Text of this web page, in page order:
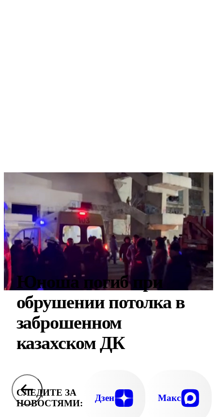
Юноша погиб при
обрушении потолка в
заброшенном
казахском ДК
СЛЕДИТЕ ЗА
НОВОСТЯМИ:
Дзен Макс